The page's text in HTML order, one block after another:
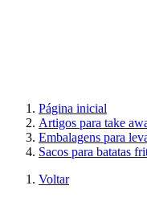
Página inicial
Artigos para take
Embalagens para
Sacos para batatas
Voltar